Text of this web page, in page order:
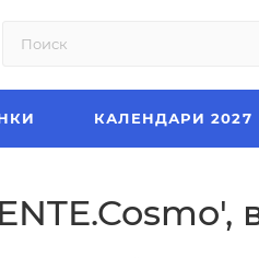
КАЛЕНДАРИ 2027